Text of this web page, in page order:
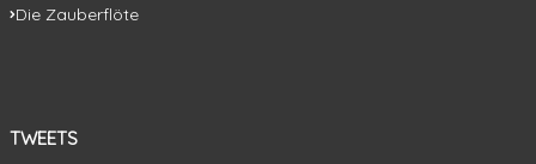
Die Zauberflöte
TWEETS